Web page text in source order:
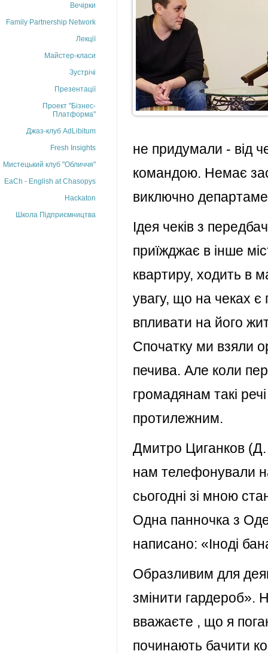
Вечірки
Family Partnership Network
Лекції
Майстер-класи
Зустрічі
Презентації
Проект "Бізнес-
Платформа"
Джаз-клуб AdLibitum
Fresh Insights
Мистецький клуб "Обличчя"
EaCh - English at Chasopys
Hackaton
Школа Підприємництва
не придумали - від
командою. Немає
виключно
Ідея чеків з
приїжджає в інше
квартиру, ходить в
увагу, що на чеках
впливати на його
Спочатку ми взяли
печива. Але коли
громадянам такі
протилежним.
Дмитро Циганков (Д.
нам телефонували
сьогодні зі мною
Одна панночка з
написано: «Іноді
Образливим для
змінити гардероб».
вважаєте , що я
починають бачити